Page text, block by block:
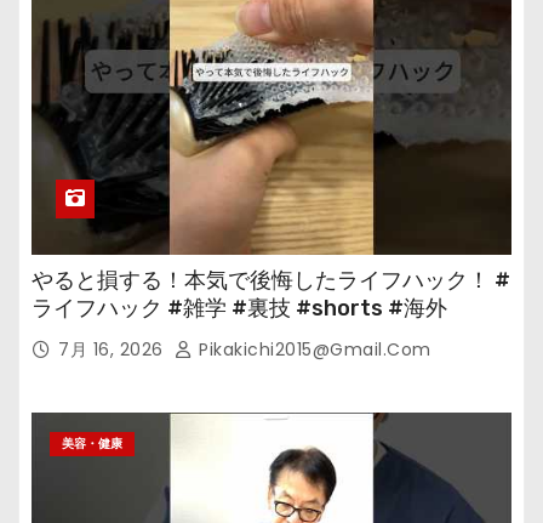
やると損する！本気で後悔したライフハック！ #
ライフハック #雑学 #裏技 #shorts #海外
7月 16, 2026 Pikakichi2015@gmail.com
美容・健康